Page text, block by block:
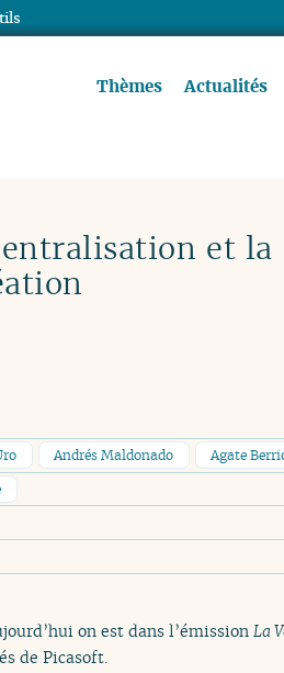
Thèmes Actualités
et la
Andrés Maldonado Agate
on est dans l’émission La
de Picasoft.